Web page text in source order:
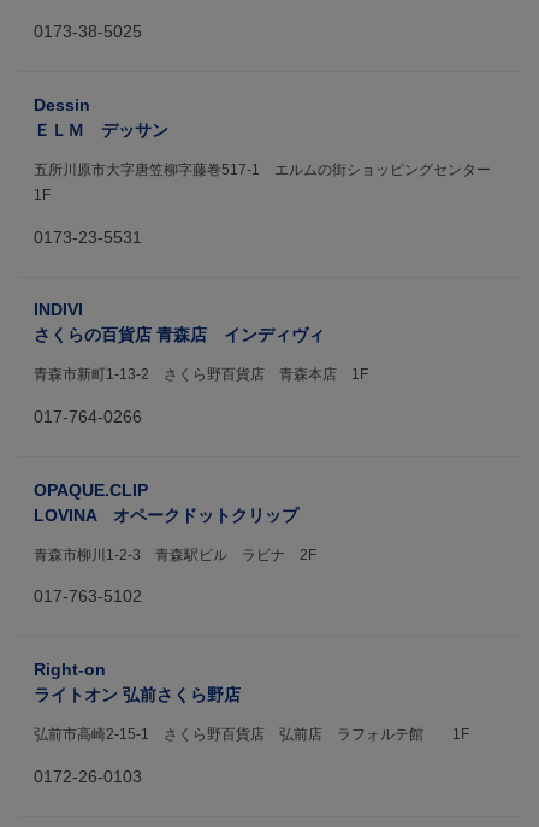
0173-38-5025
Dessin
ＥＬＭ デッサン
五所川原市大字唐笠柳字藤巻517-1 エルムの街ショッピングセンター
1F
0173-23-5531
INDIVI
さくらの百貨店 青森店 インディヴィ
青森市新町1-13-2 さくら野百貨店 青森本店 1F
017-764-0266
OPAQUE.CLIP
LOVINA オペークドットクリップ
青森市柳川1-2-3 青森駅ビル ラビナ 2F
017-763-5102
Right-on
ライトオン 弘前さくら野店
弘前市高崎2-15-1 さくら野百貨店 弘前店 ラフォルテ館 1F
0172-26-0103